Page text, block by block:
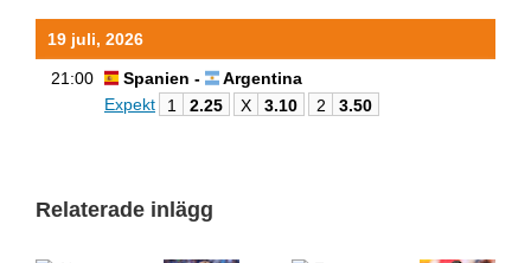
19 juli, 2026
21:00 Spanien -
Argentina
Expekt
1 2.25 X 3.10 2 3.50
Relaterade inlägg